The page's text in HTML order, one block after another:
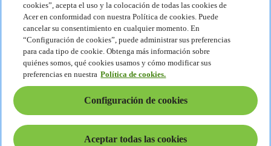
Responsabilidad social corporativa
Huella de carbono del producto
Proyecto Humanity
Earthion
Política de privacidad
Política de cookies
Aviso legal
Información legal adicional
Política de accesibilidad
Configuración de cookies
América Latina - Español
cookies”, acepta el uso y la colocación de todas las cookies de
Acer en conformidad con nuestra Política de cookies. Puede
cancelar su consentimiento en cualquier momento. En
“Configuración de cookies”, puede administrar sus preferencias
para cada tipo de cookie. Obtenga más información sobre
quiénes somos, qué cookies usamos y cómo modificar sus
preferencias en nuestra Política de cookies.
Configuración de cookies
Aceptar todas las cookies